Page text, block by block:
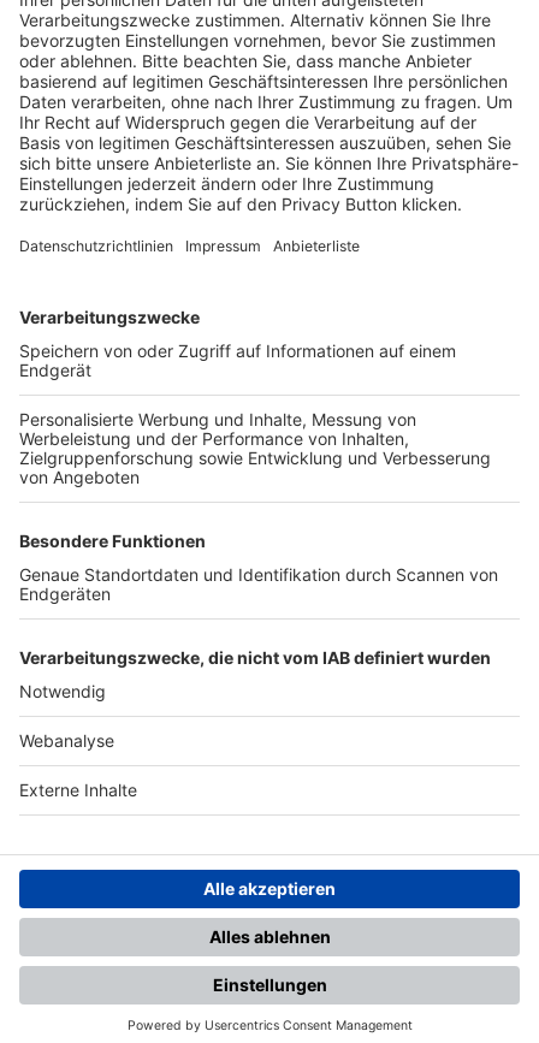
Schulungsangebot Vereinsmitarbeiter
BFV-Geschäftsstellen
Trainerbörse
Login SpielPlus
FOLGE DEM BFV
TOP-VEREINE
TOP-PARTNER
Nutzungsbedingungen Datenschutz Impressum